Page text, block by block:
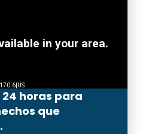
horas para
que